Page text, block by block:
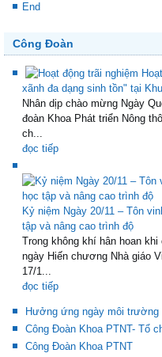
End
Công Đoàn
xãnh đa dạng sinh tồn" tại
Nhân dịp chào mừng Ngày
đoàn Khoa Phát triển Nông
ch...
đọc tiếp
Kỷ niệm Ngày 20/11 – Tôn
tập và nâng cao trình độ
Trong không khí hân hoan
ngày Hiến chương Nhà giáo
17/1...
đọc tiếp
Hưởng ứng ngày môi
Công Đoàn Khoa PTNT- Tổ
Công Đoàn Khoa PTNT